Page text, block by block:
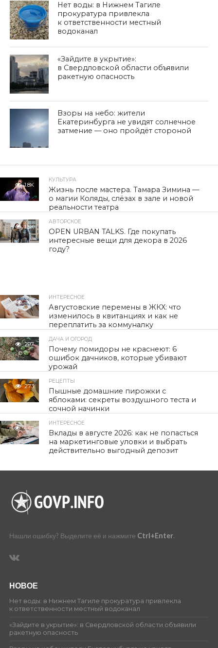
Нет воды: в Нижнем Тагиле
прокуратура привлекла
к ответственности местный
водоканал
«Зайдите в укрытие»:
в Свердловской области объявили
ракетную опасность
Взоры на небо: жители
Екатеринбурга не увидят солнечное
затмение — оно пройдёт стороной
1.8K
КУЛЬТУРА
Жизнь после мастера. Тамара Зимина —
о магии Коляды, слёзах в зале и новой
реальности театра
1.5K
АВТОРСКОЕ
OPEN URBAN TALKS. Где покупать
интересные вещи для декора в 2026
году?
305
ИНТЕРЕСНОЕ
Августовские перемены в ЖКХ: что
изменилось в квитанциях и как не
переплатить за коммуналку
297
ДАЧА И ОГОРОД
Почему помидоры не краснеют: 6
ошибок дачников, которые убивают
урожай
273
РЕЦЕПТЫ
Пышные домашние пирожки с
яблоками: секреты воздушного теста и
сочной начинки
447
ИНТЕРЕСНОЕ
Вклады в августе 2026: как не попасться
на маркетинговые уловки и выбрать
действительно выгодный депозит
Нашли ошибку? Выделите её и нажмите Ctrl+Enter.
НОВОЕ
Нет воды: в Нижнем Тагиле прокуратура привлекла
к ответственности местный водоканал
«Зайдите в укрытие»: в Свердловской области объявили
ракетную опасность